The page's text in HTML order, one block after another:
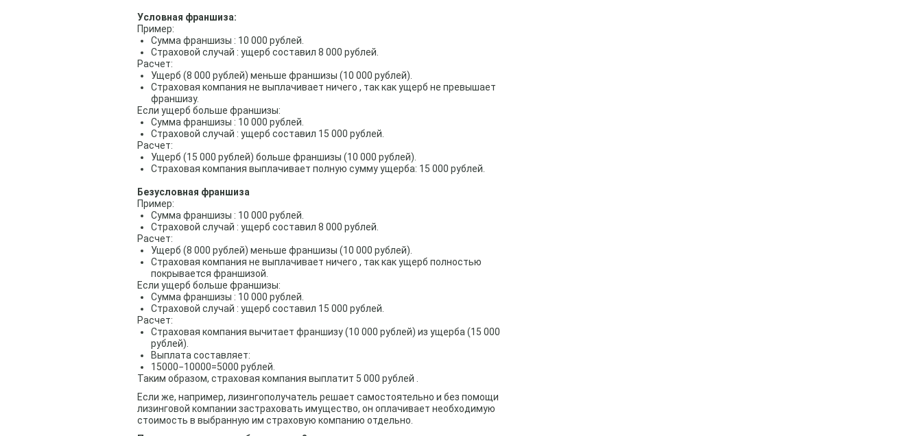
Условная франшиза:
Пример:
Сумма франшизы : 10 000 рублей.
Страховой случай : ущерб составил 8 000 рублей.
Расчет:
Ущерб (8 000 рублей) меньше франшизы (10 000 рублей).
Страховая компания не выплачивает ничего , так как ущерб не превышает
франшизу.
Если ущерб больше франшизы:
Сумма франшизы : 10 000 рублей.
Страховой случай : ущерб составил 15 000 рублей.
Расчет:
Ущерб (15 000 рублей) больше франшизы (10 000 рублей).
Страховая компания выплачивает полную сумму ущерба: 15 000 рублей.
Безусловная франшиза
Пример:
Сумма франшизы : 10 000 рублей.
Страховой случай : ущерб составил 8 000 рублей.
Расчет:
Ущерб (8 000 рублей) меньше франшизы (10 000 рублей).
Страховая компания не выплачивает ничего , так как ущерб полностью
покрывается франшизой.
Если ущерб больше франшизы:
Сумма франшизы : 10 000 рублей.
Страховой случай : ущерб составил 15 000 рублей.
Расчет:
Страховая компания вычитает франшизу (10 000 рублей) из ущерба (15 000
рублей).
Выплата составляет:
15000−10000=5000 рублей.
Таким образом, страховая компания выплатит 5 000 рублей .
Если же, например, лизингополучатель решает самостоятельно и без помощи
лизинговой компании застраховать имущество, он оплачивает необходимую
стоимость в выбранную им страховую компанию отдельно.